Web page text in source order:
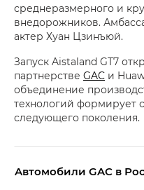
среднеразмерного и
внедорожников.
актер Хуан Цзинъюй.
Запуск Aistaland GT7
партнерстве GAC и
объединение
технологий формирует
следующего поколения.
Aвтомобили GAC в